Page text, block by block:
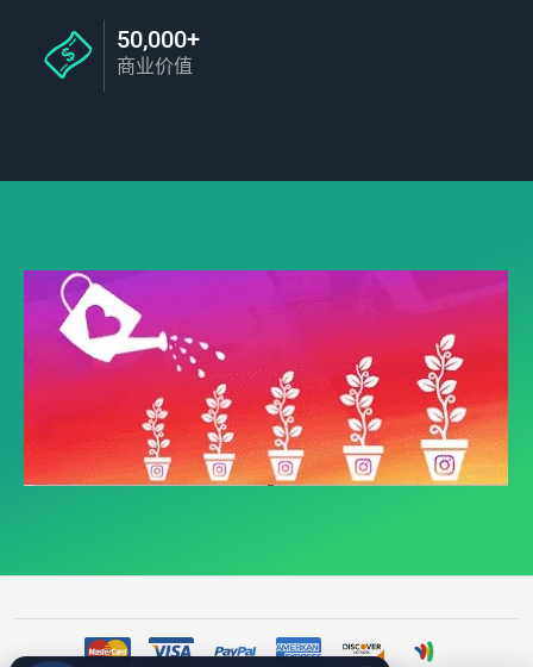
50,000+
商业价值